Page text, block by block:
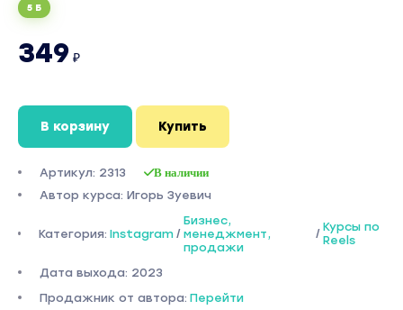
5 Б
349 ₽
В корзину Купить
Артикул: 2313 В наличии
Автор курса: Игорь Зуевич
Категория: Instagram /
Бизнес,
менеджмент,
продажи
/ Курсы по
Reels
Дата выхода: 2023
Продажник от автора: Перейти